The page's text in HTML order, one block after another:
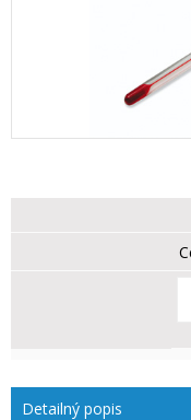
Detailný popis